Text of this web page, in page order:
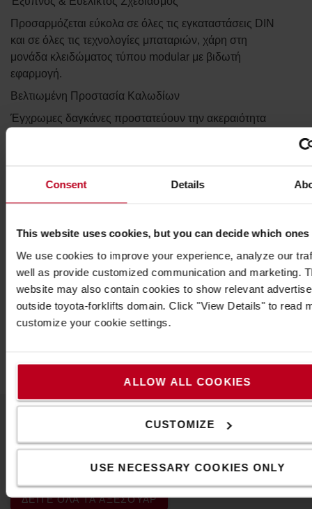
Consent Details
This website uses cookies, but you can decide which ones
We use cookies to improve your experience, analyze our
well as provide customized communication and marketing.
website may also contain cookies to show relevant
outside toyota-forklifts domain. Click "View Details" to read
customize your cookie settings.
ALLOW ALL COOKIES
CUSTOMIZE
USE NECESSARY COOKIES ONLY
Προσαρμόζεται εύκολα σε όλες τις εγκαταστάσεις DIN
και σε όλες τις τεχνολογίες μπαταριών, χάρη στη
μονάδα κλειδώματος τύπου modular με βιδωτή
εφαρμογή.
Βελτιωμένη Προστασία Καλωδίων
Έγχρωμες δαγκάνες προστατεύουν την ακεραιότητα
μακροχρόνια και αξιόπιστη απόδοση.
Προδιαγραφές
Βάρος
γρ.
Χρώμα
Πορτοκαλί
:
Δημοφιλή αξεσουάρ
ΔΕΊΤΕ ΌΛΑ ΤΑ ΑΞΕΣΟΥΆΡ